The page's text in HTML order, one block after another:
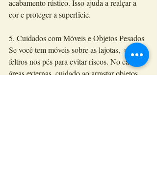
acabamento rústico. Isso ajuda a realçar a
cor e proteger a superfície.
5. Cuidados com Móveis e Objetos Pesados
Se você tem móveis sobre as lajotas,  use
feltros nos pés para evitar riscos. No caso de
áreas externas, cuidado ao arrastar objetos